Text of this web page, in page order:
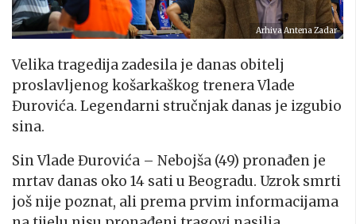
Arhiva Antena Zadar
Velika tragedija zadesila je danas obitelj
proslavljenog košarkaškog trenera Vlade
Đurovića. Legendarni stručnjak danas je izgubio
sina.
Sin Vlade Đurovića – Nebojša (49) pronađen je
mrtav danas oko 14 sati u Beogradu. Uzrok smrti
još nije poznat, ali prema prvim informacijama